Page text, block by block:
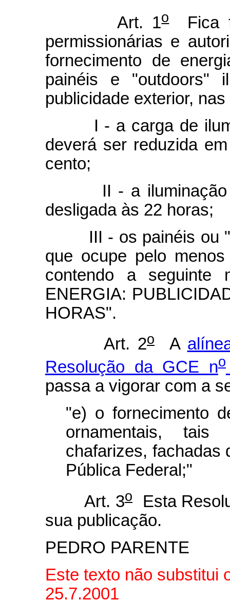
Art. 1oFica
permissionárias e
fornecimento de
painéis e "outdoors"
publicidade exterior,
I - a carga de
deverá ser reduzida
cento;
II - a iluminação
desligada às 22 horas;
III - os painéis ou
que ocupe pelo
contendo a seguinte
ENERGIA:
HORAS".
Art. 2oA
Resolução da GCE no
passa a vigorar com a
"e) o fornecimento
ornamentais, tais
chafarizes, fachadas
Pública Federal;"
Art. 3o
Esta
sua publicação.
PEDRO PARENTE
Este texto não substitui
25.7.2001